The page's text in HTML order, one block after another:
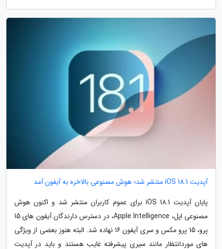
آپدیت iOS 18.1 منتشر شد؛ هوش مصنوعی بالاخره به آیفون آمد
پایان آپدیت iOS 18.1 برای عموم کاربران منتشر شد و اکنون هوش
مصنوعی اپل، Apple Intelligence، در دسترس دارندگان آیفون های 15
پرو، 15 پرو مکس و سری آیفون 16 نهاده شد. البته هنوز بعضی از ویژگی
های موردانتظار مانند سیری پیشرفته غایب هستند و باید در آپدیت